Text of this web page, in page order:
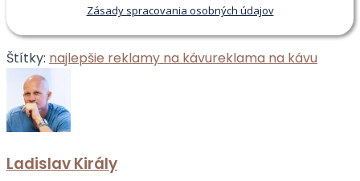
Zásady spracovania osobných údajov
Štítky: najlepšie reklamy na kávureklama na kávu
Ladislav Király